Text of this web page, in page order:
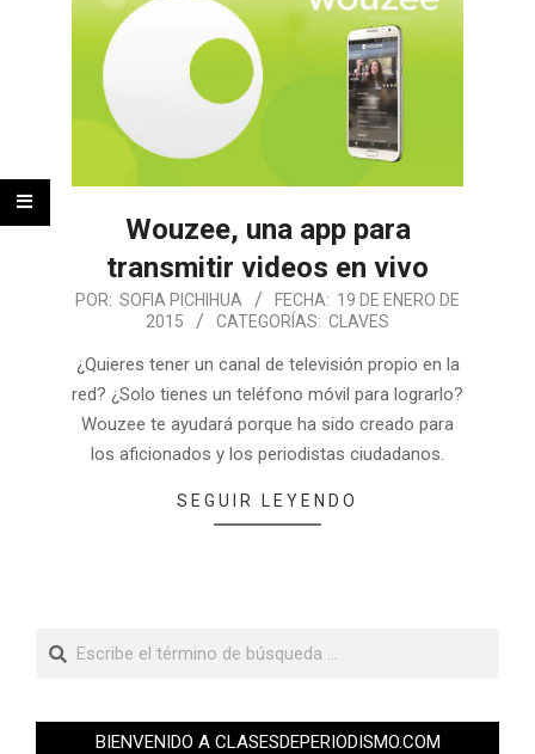
Wouzee, una app para
transmitir videos en vivo
POR: SOFIA PICHIHUA FECHA: 19 DE ENERO DE
2015
CATEGORÍAS: CLAVES
¿Quieres tener un canal de televisión propio en la
red? ¿Solo tienes un teléfono móvil para lograrlo?
Wouzee te ayudará porque ha sido creado para
los aficionados y los periodistas ciudadanos.
SEGUIR LEYENDO
BIENVENIDO A CLASESDEPERIODISMO.COM